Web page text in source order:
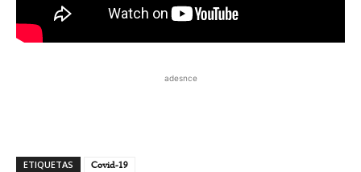
adesnce
ETIQUETAS Covid-19